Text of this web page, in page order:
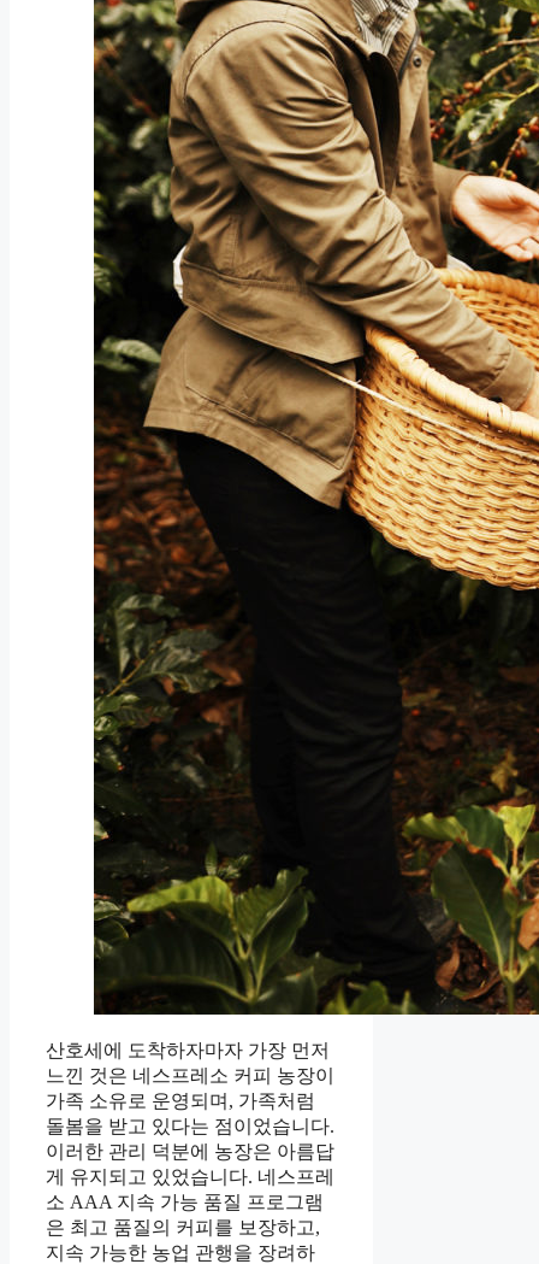
산호세에 도착하자마자 가장 먼저
느낀 것은 네스프레소 커피 농장이
가족 소유로 운영되며, 가족처럼
돌봄을 받고 있다는 점이었습니다.
이러한 관리 덕분에 농장은 아름답
게 유지되고 있었습니다. 네스프레
소 AAA 지속 가능 품질 프로그램
은 최고 품질의 커피를 보장하고,
지속 가능한 농업 관행을 장려하